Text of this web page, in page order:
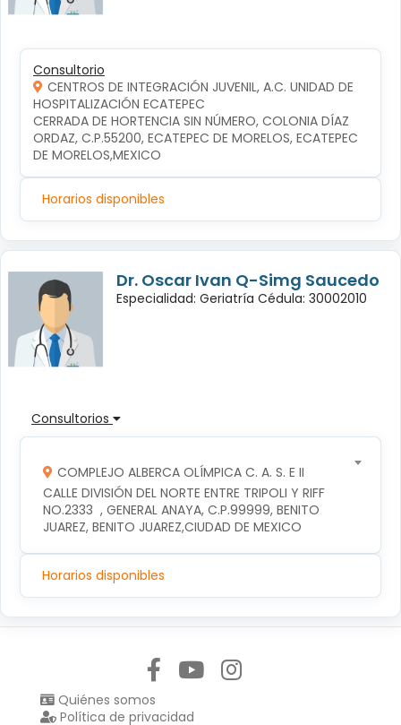
Consultorio
CENTROS DE INTEGRACIÓN JUVENIL, A.C. UNIDAD DE
HOSPITALIZACIÓN ECATEPEC
CERRADA DE HORTENCIA SIN NÚMERO, COLONIA DÍAZ
ORDAZ, C.P.55200, ECATEPEC DE MORELOS, ECATEPEC
DE MORELOS,MEXICO
Horarios disponibles
Dr. Oscar Ivan Q-Simg Saucedo
Especialidad: Geriatría Cédula: 30002010
Consultorios
COMPLEJO ALBERCA OLÍMPICA C. A. S. E II
CALLE DIVISIÓN DEL NORTE ENTRE TRIPOLI Y RIFF
NO.2333  , GENERAL ANAYA, C.P.99999, BENITO
JUAREZ, BENITO JUAREZ,CIUDAD DE MEXICO
Horarios disponibles
Quiénes somos
Política de privacidad